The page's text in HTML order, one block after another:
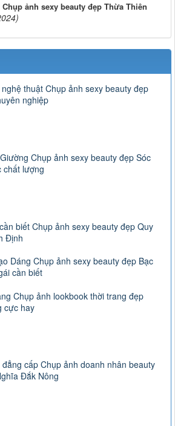
ảnh sexy beauty đẹp Thừa Thiên
thuật Chụp ảnh sexy beauty đẹp
nghiệp
Chụp ảnh sexy beauty đẹp Sóc
chất lượng
biết Chụp ảnh sexy beauty đẹp Quy
Định
Dáng Chụp ảnh sexy beauty đẹp Bạc
cần biết
Chụp ảnh lookbook thời trang đẹp
cực hay
đẳng cấp Chụp ảnh doanh nhân beauty
Đắk Nông